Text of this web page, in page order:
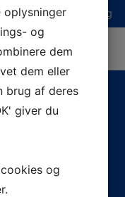
Næste indlæg
i 1924 og er i
aktive medlemmer.
oplysninger
og
dem
dem eller
brug af deres
giver du
og
.